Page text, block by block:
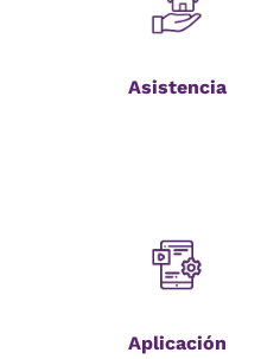
Asistencia
Aplicación